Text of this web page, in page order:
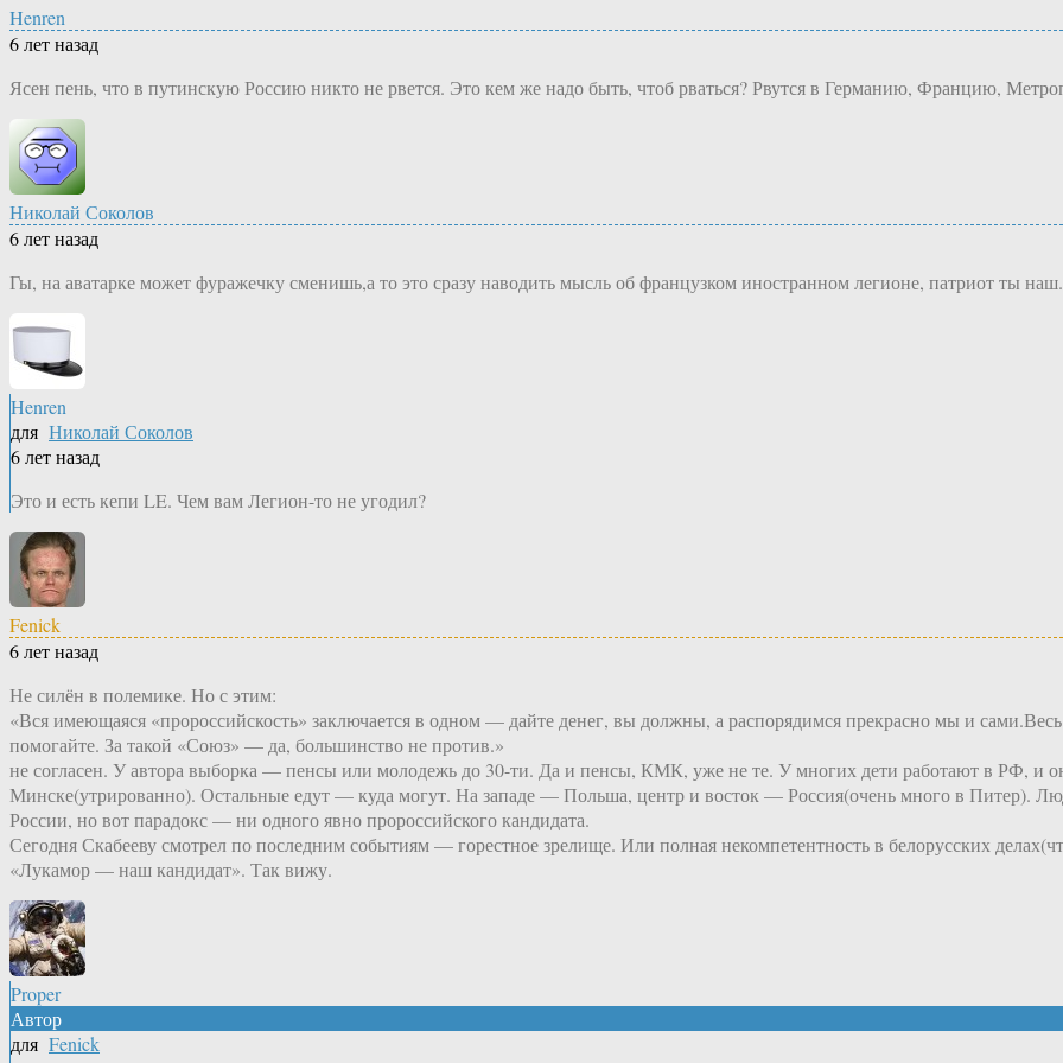
Henren
6 лет назад
Ясен пень, что в путинскую Россию никто не рвется. Это кем же надо быть, чтоб рваться? Рвутся в Германию, Францию,
Николай Соколов
6 лет назад
Гы, на аватарке может фуражечку сменишь,а то это сразу наводить мысль об французком иностранном легионе, патриот ты наш.
Henren
для Николай Соколов
6 лет назад
Это и есть кепи LE. Чем вам Легион-то не угодил?
Fenick
6 лет назад
Не силён в полемике. Но с этим:
«Вся имеющаяся «пророссийскость» заключается в одном — дайте денег, вы должны, а распорядимся прекрасно мы и
помогайте. За такой «Союз» — да, большинство не против.»
не согласен. У автора выборка — пенсы или молодежь до 30-ти. Да и пенсы, КМК, уже не те. У многих дети работают в РФ, и
Минске(утрированно). Остальные едут — куда могут. На западе — Польша, центр и восток — Россия(очень много в Питер).
России, но вот парадокс — ни одного явно пророссийского кандидата.
Сегодня Скабееву смотрел по последним событиям — горестное зрелище. Или полная некомпетентность в белорусских
«Лукамор — наш кандидат». Так вижу.
Proper
Автор
для Fenick